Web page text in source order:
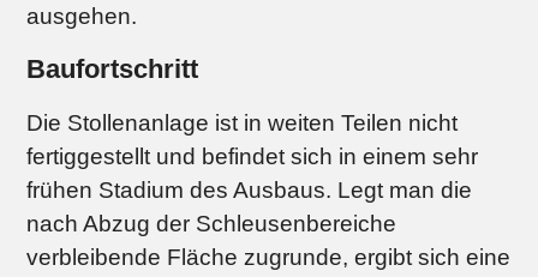
ausgehen.
Baufortschritt
Die Stollenanlage ist in weiten Teilen nicht
fertiggestellt und befindet sich in einem sehr
frühen Stadium des Ausbaus. Legt man die
nach Abzug der Schleusenbereiche
verbleibende Fläche zugrunde, ergibt sich eine